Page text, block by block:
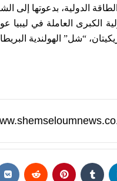
الدولية، بدعوتها إلى
الكبرى العاملة في ليبيا
“شل” الهولندية